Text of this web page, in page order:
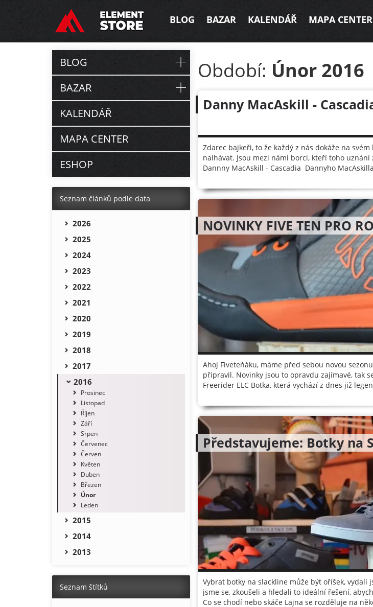
BLOG BAZAR KALENDÁŘ MAPA CENTER
Období: Únor 2016
Danny MacAskill -
Zdarec bajkeři, to že každý z nás dokáže na
nalhávat. Jsou mezi námi borci, kteří toho
Dannny MacAskill - Cascadia Dannyho
NOVINKY FIVE TEN PRO
Ahoj Fiveteňáku, máme před sebou novou
připravil. Novinky jsou to opravdu zajímavé, tak
Freerider ELC Botka, která vychází z dnes již
Představujeme: Botky na
Vybrat botky na slackline může být oříšek,
jsme se, zkoušeli a hledali to ideální řešení,
Co se chodí nebo skáče Lajna se rozděluje na
BLOG
BAZAR
KALENDÁŘ
MAPA CENTER
ESHOP
Seznam článků podle data
2026
2025
2024
2023
2022
2021
2020
2019
2018
2017
2016
Prosinec
Listopad
Říjen
Září
Srpen
Červenec
Červen
Květen
Duben
Březen
Únor
Leden
2015
2014
2013
Seznam štítků